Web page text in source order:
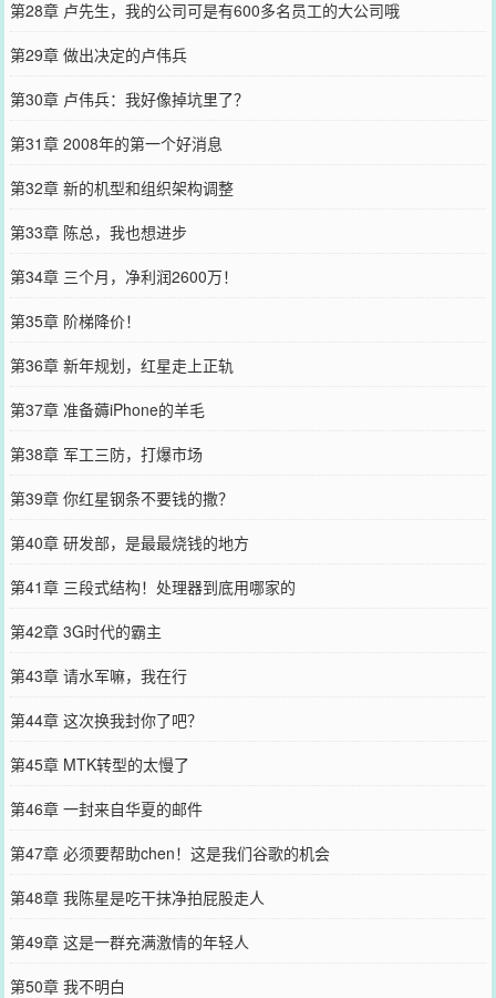
第28章 卢先生，我的公司可是有600多名员工的大公司哦
第29章 做出决定的卢伟兵
第30章 卢伟兵：我好像掉坑里了？
第31章 2008年的第一个好消息
第32章 新的机型和组织架构调整
第33章 陈总，我也想进步
第34章 三个月，净利润2600万！
第35章 阶梯降价！
第36章 新年规划，红星走上正轨
第37章 准备薅iPhone的羊毛
第38章 军工三防，打爆市场
第39章 你红星钢条不要钱的撒？
第40章 研发部，是最最烧钱的地方
第41章 三段式结构！处理器到底用哪家的
第42章 3G时代的霸主
第43章 请水军嘛，我在行
第44章 这次换我封你了吧？
第45章 MTK转型的太慢了
第46章 一封来自华夏的邮件
第47章 必须要帮助chen！这是我们谷歌的机会
第48章 我陈星是吃干抹净拍屁股走人
第49章 这是一群充满激情的年轻人
第50章 我不明白